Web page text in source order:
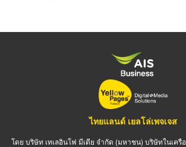
ไทยแลนด์ เยลโล่เพจเจส
โดย บริษัท เทเลอินโฟ มีเดีย จำกัด (มหาชน) บริษัทในเครื